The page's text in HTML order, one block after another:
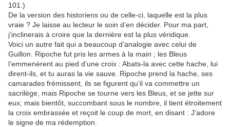
101.)
De la version des historiens ou de celle-ci, laquelle est la plus
vraie ? Je laisse au lecteur le soin d’en décider. Pour ma part,
j’inclinerais à croire que la dernière est la plus véridique.
Voici un autre fait qui a beaucoup d’analogie avec celui de
Guillon. Ripoche fut pris les armes à la main ; les Bleus
l’emmenèrent au pied d’une croix : Abats-la avec cette hache, lui
dirent-ils, et tu auras la vie sauve. Ripoche prend la hache, ses
camarades frémissent, ils se figurent qu’il va commettre un
sacrilège, mais Ripoche se tourne vers les Bleus, et se jette sur
eux; mais bientôt, succombant sous le nombre, il tient étroitement
la croix embrassée et reçoit le coup de mort, en disant : J’adore
le signe de ma rédemption.